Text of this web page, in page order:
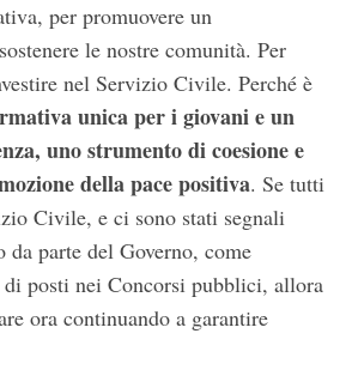
per promuovere un
le nostre comunità. Per
nel Servizio Civile. Perché è
unica per i giovani e un
uno strumento di coesione e
della pace positiva. Se tutti
Civile, e ci sono stati segnali
parte del Governo, come
posti nei Concorsi pubblici, allora
ora continuando a garantire